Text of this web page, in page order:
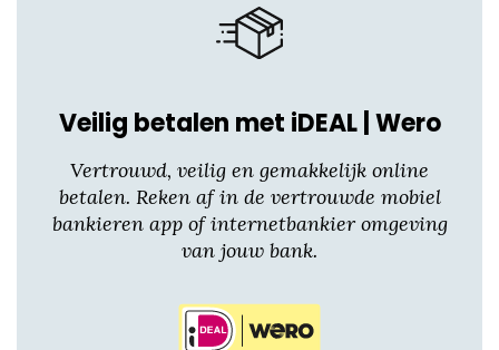
Veilig betalen met iDEAL | Wero
Vertrouwd, veilig en gemakkelijk online
betalen. Reken af in de vertrouwde mobiel
bankieren app of internetbankier omgeving
van jouw bank.